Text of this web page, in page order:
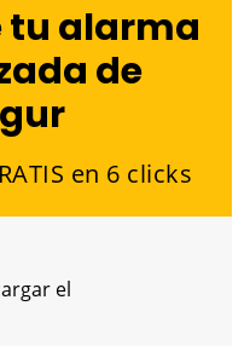
tu alarma
de
en 6 clicks
el